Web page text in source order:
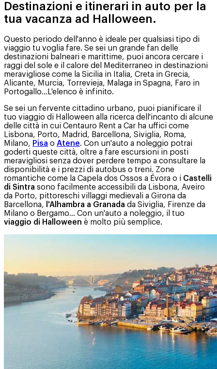
Destinazioni e itinerari in auto per la
tua vacanza ad Halloween.
Questo periodo dell'anno è ideale per qualsiasi tipo di
viaggio tu voglia fare. Se sei un grande fan delle
destinazioni balneari e marittime, puoi ancora cercare i
raggi del sole e il calore del Mediterraneo in destinazioni
meravigliose come la Sicilia in Italia, Creta in Grecia,
Alicante, Murcia, Torrevieja, Malaga in Spagna, Faro in
Portogallo…L'elenco è infinito.
Se sei un fervente cittadino urbano, puoi pianificare il
tuo viaggio di Halloween alla ricerca dell'incanto di alcune
delle città in cui Centauro Rent a Car ha uffici come
Lisbona, Porto, Madrid, Barcellona, Siviglia, Roma,
Milano, Pisa o Atene. Con un'auto a noleggio potrai
goderti queste città, oltre a fare escursioni in posti
meravigliosi senza dover perdere tempo a consultare la
disponibilità e i prezzi di autobus o treni. Zone
romantiche come la Capela dos Ossos a Évora o i Castelli
di Sintra sono facilmente accessibili da Lisbona, Aveiro
da Porto, pittoreschi villaggi medievali a Girona da
Barcellona,
l'Alhambra a Granada da Siviglia, Firenze da
Milano o Bergamo... Con un'auto a noleggio, il tuo
viaggio di Halloween è molto più semplice.